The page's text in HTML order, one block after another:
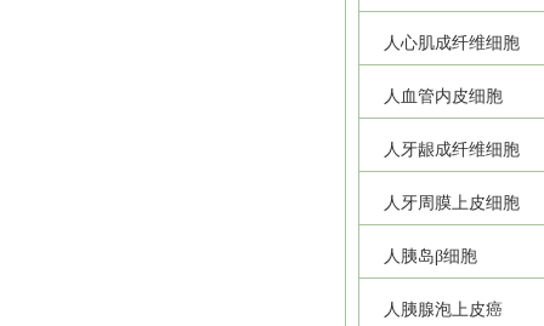
人心肌成纤维细胞
人血管内皮细胞
人牙龈成纤维细胞
人牙周膜上皮细胞
人胰岛β细胞
人胰腺泡上皮癌